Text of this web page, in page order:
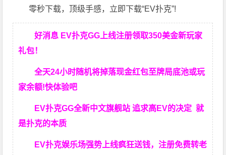
零秒下载，顶级手感，立即下载“EV扑克”!
好消息 EV扑克GG上线注册领取350美金新玩家
礼包！
全天24小时随机将掉落现金红包至牌局底池或玩
家余额!快体验吧
EV扑克GG全新中文旗舰站 追求高EV 的决定就
是扑克的本质
EV扑克娱乐场强势上线疯狂送钱，注册免费转老